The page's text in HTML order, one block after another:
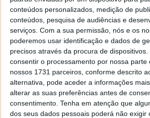
conteúdos personalizados, medição de
conteúdos, pesquisa de audiências e
serviços. Com a sua permissão, nós e os
poderemos usar identificação e dados de
precisos através da procura de
consentir o processamento por nossa parte
nossos 1731 parceiros, conforme descrito
alternativa, pode aceder a informações
alterar as suas preferências antes de
consentimento. Tenha em atenção que
dos seus dados pessoais poderá não exigir
do mercado.
Depois do sucesso da GoPro Hero5
passado, foi agora anunciada a data
da GoPro Hero6 Black ainda para